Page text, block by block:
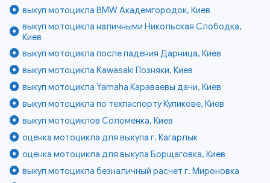
выкуп мотоцикла BMW Академгородок, Киев
выкуп мотоцикла наличными Никольская Слободка,
Киев
выкуп мотоцикла после падения Дарница, Киев
выкуп мотоцикла Kawasaki Позняки, Киев
выкуп мотоцикла Yamaha Караваевы дачи, Киев
выкуп мотоцикла по техпаспорту Куликове, Киев
выкуп мотоциклов Соломенка, Киев
оценка мотоцикла для выкупа г. Кагарлык
оценка мотоцикла для выкупа Борщаговка, Киев
выкуп мотоцикла безналичный расчет г. Мироновка